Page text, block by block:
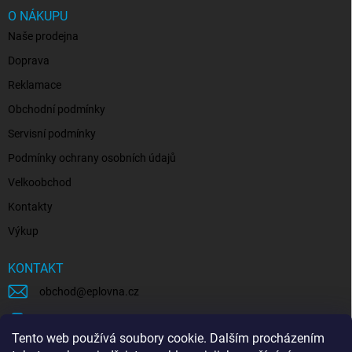
Tento web používá soubory cookie. Dalším procházením
O NÁKUPU
Naše prodejna
Doprava
Reklamace
Obchodní podmínky
Servisní podmínky
Podmínky ochrany osobních údajů
Velkoobchod
Kontakty
Výkup
KONTAKT
obchod @eplovna.cz